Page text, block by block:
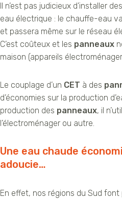
Il n’est pas judicieux d’installer des
eau électrique : le chauffe-eau
et passera même sur le réseau
C’est coûteux et les panneaux
maison (appareils
Le couplage d’un CET à des
d’économies sur la production
production des panneaux, il
l’électroménager ou autre.
Une eau chaude
adoucie…
En effet, nos régions du Sud font